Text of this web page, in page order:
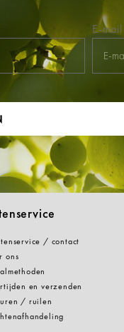
E-mail
/ contact
ons
en verzenden
/ ruilen